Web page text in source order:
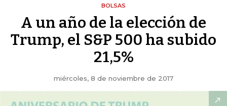
BOLSAS
A un año de la elección de
Trump, el S&P 500 ha subido
21,5%
miércoles, 8 de noviembre de 2017